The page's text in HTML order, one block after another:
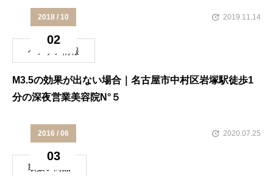
2018 / 10
02
2019.11.14
ヘアケア情報
M3.5の効果が出ない場合｜名古屋市中村区岩塚駅徒歩1
分の深夜営業美容院N°５
2016 / 06
03
2020.07.25
取扱い商品